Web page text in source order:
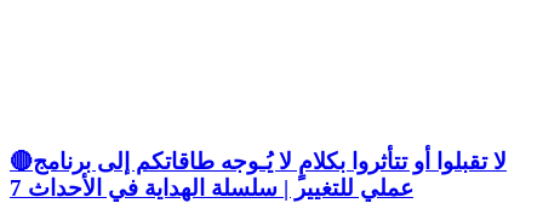
🔴لا تقبلوا أو تتأثروا بكلامٍ لا يُـوجه طاقاتكم إلى برنامج
عملي للتغيير | سلسلة الهداية في الأحداث 7